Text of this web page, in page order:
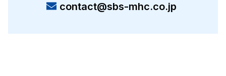
contact@sbs-mhc.co.jp